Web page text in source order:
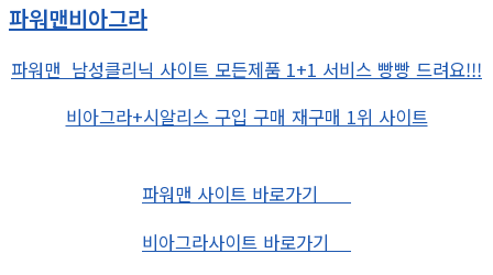
파워맨비아그라
파워맨 남성클리닉 사이트 모든제품 1+1 서비스 빵빵 드려요!!!
비아그라+시알리스 구입 구매 재구매 1위 사이트
파워맨 사이트 바로가기 ‌‌
비아그라사이트 바로가기 ‌‌